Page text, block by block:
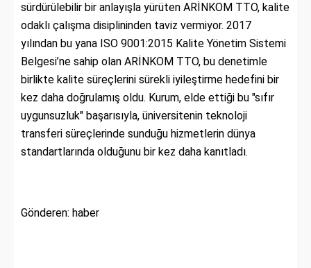
sürdürülebilir bir anlayışla yürüten ARİNKOM TTO, kalite
odaklı çalışma disiplininden taviz vermiyor. 2017
yılından bu yana ISO 9001:2015 Kalite Yönetim Sistemi
Belgesi’ne sahip olan ARİNKOM TTO, bu denetimle
birlikte kalite süreçlerini sürekli iyileştirme hedefini bir
kez daha doğrulamış oldu. Kurum, elde ettiği bu "sıfır
uygunsuzluk" başarısıyla, üniversitenin teknoloji
transferi süreçlerinde sunduğu hizmetlerin dünya
standartlarında olduğunu bir kez daha kanıtladı.
Gönderen: haber